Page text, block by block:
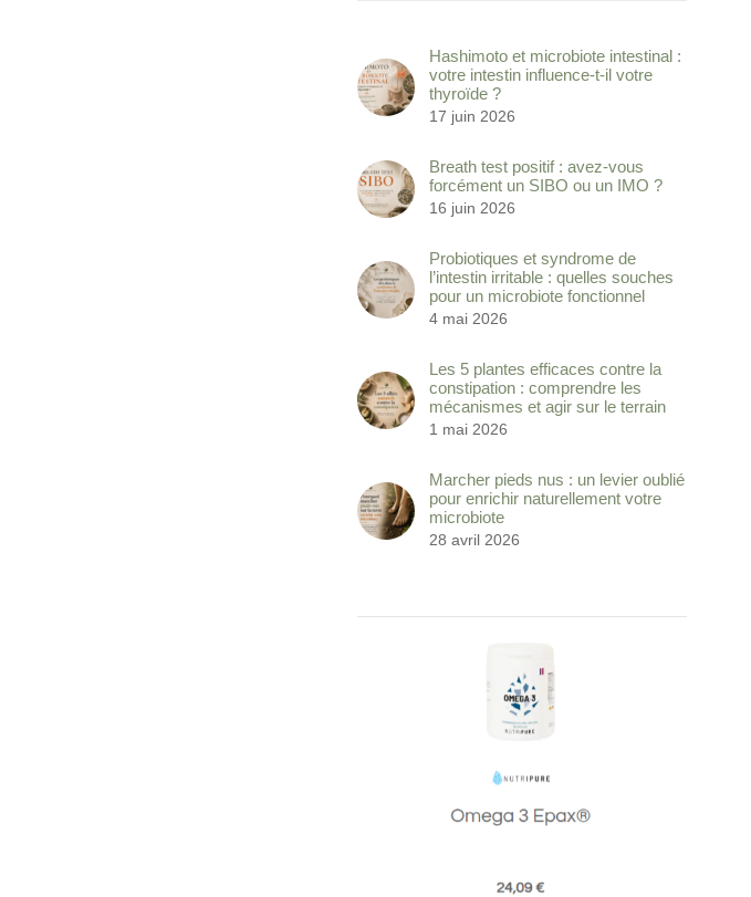
Hashimoto et microbiote intestinal :
votre intestin influence-t-il votre
thyroïde ?
17 juin 2026
Breath test positif : avez-vous
forcément un SIBO ou un IMO ?
16 juin 2026
Probiotiques et syndrome de
l’intestin irritable : quelles souches
pour un microbiote fonctionnel
4 mai 2026
Les 5 plantes efficaces contre la
constipation : comprendre les
mécanismes et agir sur le terrain
1 mai 2026
Marcher pieds nus : un levier oublié
pour enrichir naturellement votre
microbiote
28 avril 2026